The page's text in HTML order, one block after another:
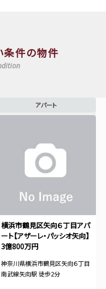
条件の物件
アパート
横浜市鶴見区矢向６丁目アパ
ート【アザーレ・パッシオ矢向】
3億800万円
神奈川県横浜市鶴見区矢向６丁目
南武線矢向駅 徒歩2分